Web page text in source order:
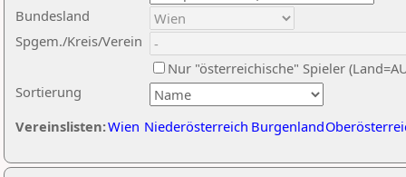
Sortierung
Bundesland
Spgem./Kreis/Verein
Nur "österreichische" Spieler
Vereinslisten:Wien Niederösterreich Burgenland